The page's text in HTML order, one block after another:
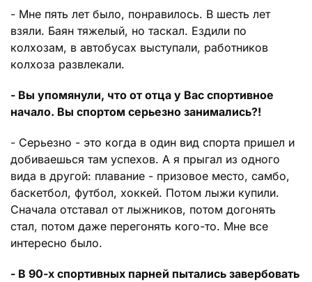
- Мне пять лет было, понравилось. В шесть лет
взяли. Баян тяжелый, но таскал. Ездили по
колхозам, в автобусах выступали, работников
колхоза развлекали.
- Вы упомянули, что от отца у Вас спортивное
начало. Вы спортом серьезно занимались?!
- Серьезно - это когда в один вид спорта пришел и
добиваешься там успехов. А я прыгал из одного
вида в другой: плавание - призовое место, самбо,
баскетбол, футбол, хоккей. Потом лыжи купили.
Сначала отставал от лыжников, потом догонять
стал, потом даже перегонять кого-то. Мне все
интересно было.
- В 90-х спортивных парней пытались завербовать